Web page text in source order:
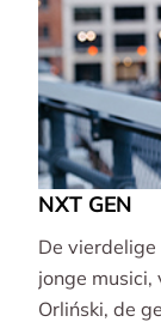
NXT GEN
De
jonge musici,
Orliński, de